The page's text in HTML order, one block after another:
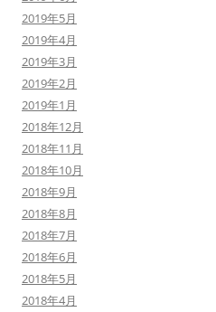
2019年5月
2019年4月
2019年3月
2019年2月
2019年1月
2018年12月
2018年11月
2018年10月
2018年9月
2018年8月
2018年7月
2018年6月
2018年5月
2018年4月